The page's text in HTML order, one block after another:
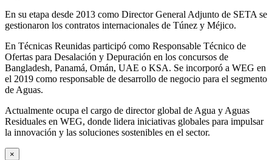
En su etapa desde 2013 como Director General Adjunto de SETA se
gestionaron los contratos internacionales de Túnez y Méjico.
En Técnicas Reunidas participó como Responsable Técnico de
Ofertas para Desalación y Depuración en los concursos de
Bangladesh, Panamá, Omán, UAE o KSA. Se incorporó a WEG en
el 2019 como responsable de desarrollo de negocio para el segmento
de Aguas.
Actualmente ocupa el cargo de director global de Agua y Aguas
Residuales en WEG, donde lidera iniciativas globales para impulsar
la innovación y las soluciones sostenibles en el sector.
×